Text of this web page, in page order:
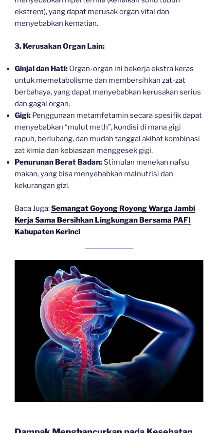
ekstrem), yang dapat merusak organ vital dan
menyebabkan kematian.
3. Kerusakan Organ Lain:
Ginjal dan Hati: Organ-organ ini bekerja ekstra keras
untuk memetabolisme dan membersihkan zat-zat
berbahaya, yang dapat menyebabkan kerusakan serius
dan gagal organ.
Gigi: Penggunaan metamfetamin secara spesifik dapat
menyebabkan “mulut meth”, kondisi di mana gigi
rapuh, berlubang, dan mudah tanggal akibat kombinasi
zat kimia dan kebiasaan menggesek gigi.
Penurunan Berat Badan: Stimulan menekan nafsu
makan, yang bisa menyebabkan malnutrisi dan
kekurangan gizi.
Baca Juga:Semangat Goyong Royong Warga Jambi
Kerja Sama Bersihkan Lingkungan Bersama PAFI
Kabupaten Kerinci